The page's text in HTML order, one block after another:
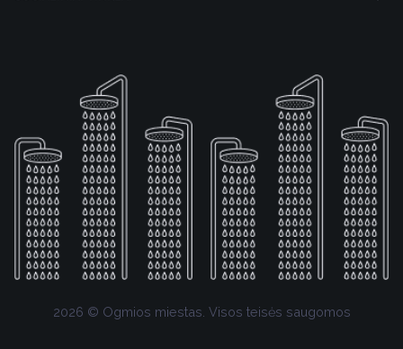
2026 © Ogmios miestas. Visos teisės saugomos